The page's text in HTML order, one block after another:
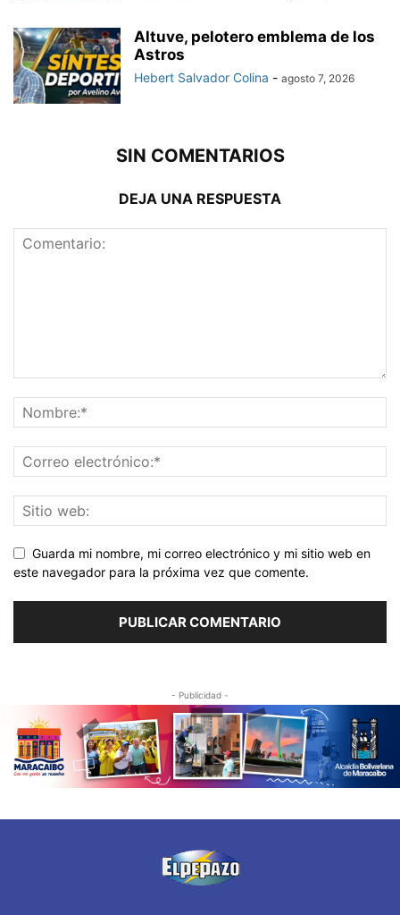
Altuve, pelotero emblema de los
Astros
Hebert Salvador Colina - agosto 7, 2026
SIN COMENTARIOS
DEJA UNA RESPUESTA
Guarda mi nombre, mi correo electrónico y mi sitio web en
este navegador para la próxima vez que comente.
- Publicidad -